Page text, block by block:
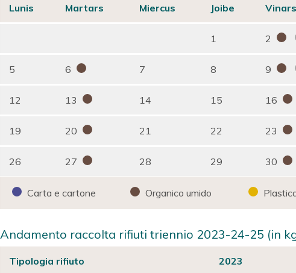
Lunis Martars Miercus Joibe Vinars
1 2
5 6 7 8 9
12 13 14 15 16
19 20 21 22 23
26 27 28 29 30
Carta e cartone Organico umido
Andamento raccolta rifiuti triennio 2023-24-25 (in
Tipologia rifiuto 2023